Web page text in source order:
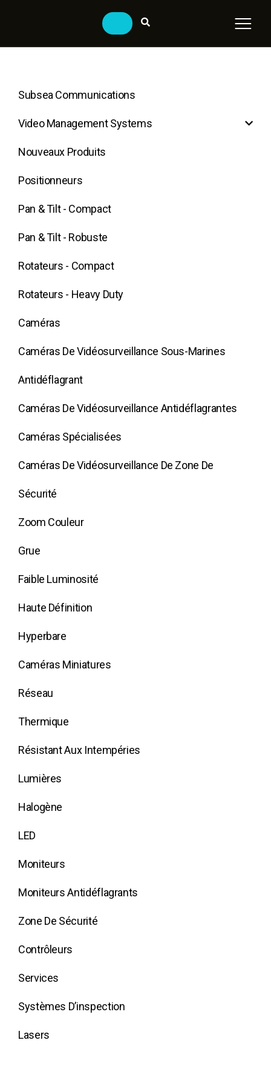
Subsea Communications
Video Management Systems
Nouveaux Produits
Positionneurs
Pan & Tilt - Compact
Pan & Tilt - Robuste
Rotateurs - Compact
Rotateurs - Heavy Duty
Caméras
Caméras De Vidéosurveillance Sous-Marines
Antidéflagrant
Caméras De Vidéosurveillance Antidéflagrantes
Caméras Spécialisées
Caméras De Vidéosurveillance De Zone De
Sécurité
Zoom Couleur
Grue
Faible Luminosité
Haute Définition
Hyperbare
Caméras Miniatures
Réseau
Thermique
Résistant Aux Intempéries
Lumières
Halogène
LED
Moniteurs
Moniteurs Antidéflagrants
Zone De Sécurité
Contrôleurs
Services
Systèmes D’inspection
Lasers